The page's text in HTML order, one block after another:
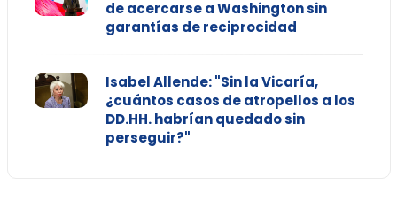
de acercarse a Washington sin
garantías de reciprocidad
Isabel Allende: "Sin la Vicaría,
¿cuántos casos de atropellos a los
DD.HH. habrían quedado sin
perseguir?"